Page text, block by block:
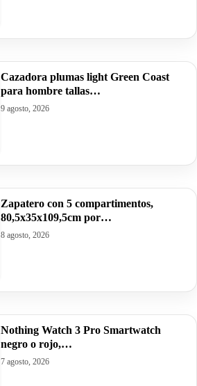
Cazadora plumas light Green Coast
para hombre tallas…
9 agosto, 2026
Zapatero con 5 compartimentos,
80,5x35x109,5cm por…
8 agosto, 2026
Nothing Watch 3 Pro Smartwatch
negro o rojo,…
7 agosto, 2026